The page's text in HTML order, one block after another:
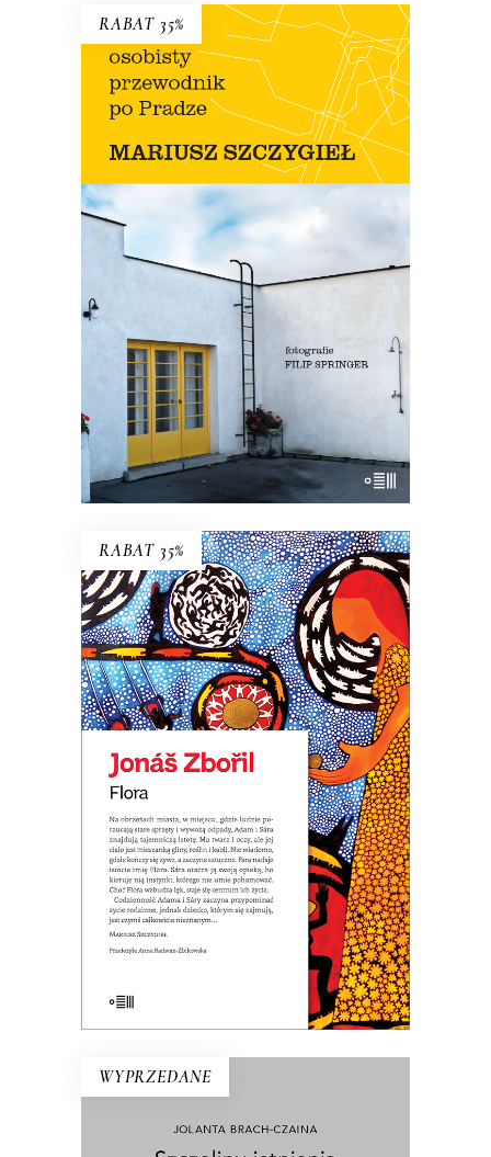
RABAT 35%
E-BOOK DO KOSZYKA
OSOBISTY PRZEWODNIK PO
PRADZE
Nowe wydanie przewodnika Szczygła!
Premiera 12 lipca
69.90zł 45.44zł
KSIĄŻKA DO KOSZYKA
RABAT 35%
E-BOOK DO KOSZYKA
FLORA
Premiera: 20 maja 2026
32.49zł
KSIĄŻKA DO KOSZYKA
WYPRZEDANE